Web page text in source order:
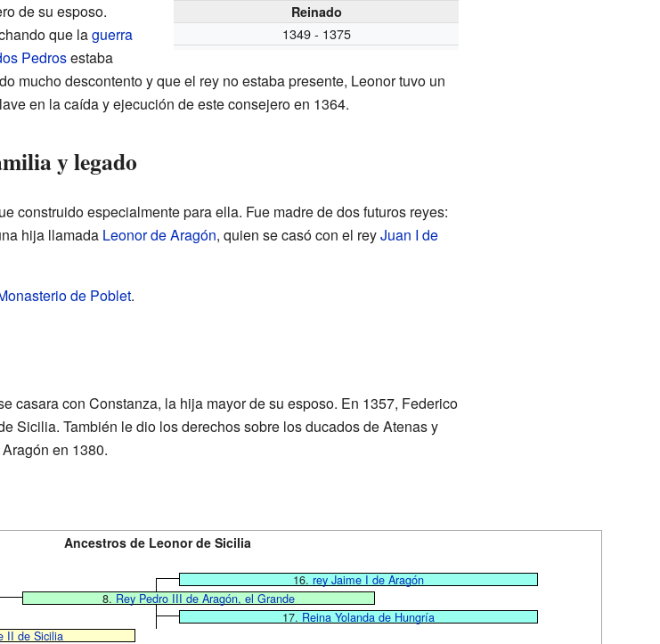
Reinado
1349 - 1375
de su esposo.
que laguerra
Pedrosestaba
mucho descontento y que el rey no estaba presente, Leonor tuvo un
en la caída y ejecución de este consejero en 1364.
y legado
construido especialmente para ella. Fue madre de dos futuros reyes:
hija llamada Leonor de Aragón, quien se casó con el reyJuan I de
de Poblet.
casara con Constanza, la hija mayor de su esposo. En 1357, Federico
Sicilia. También le dio los derechos sobre los ducados de Atenas y
en 1380.
Ancestros de Leonor de Sicilia
16.rey Jaime I de Aragón
8.Rey Pedro III de Aragón, el Grande
17.Reina Yolanda de Hungría
II de Sicilia